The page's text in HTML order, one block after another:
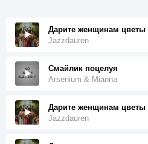
Дарите женщинам цветы
Jazzdauren
Смайлик поцелуя
Arsenium & Mianna
Дарите женщинам цветы
Jazzdauren